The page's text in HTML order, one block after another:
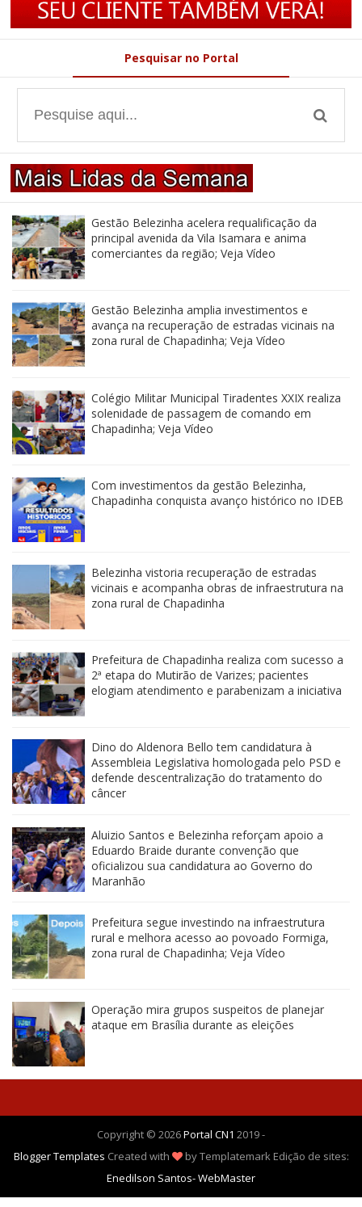
Pesquisar no Portal
Gestão Belezinha acelera requalificação da
principal avenida da Vila Isamara e anima
comerciantes da região; Veja Vídeo
Gestão Belezinha amplia investimentos e
avança na recuperação de estradas vicinais na
zona rural de Chapadinha; Veja Vídeo
Colégio Militar Municipal Tiradentes XXIX realiza
solenidade de passagem de comando em
Chapadinha; Veja Vídeo
Com investimentos da gestão Belezinha,
Chapadinha conquista avanço histórico no IDEB
Belezinha vistoria recuperação de estradas
vicinais e acompanha obras de infraestrutura na
zona rural de Chapadinha
Prefeitura de Chapadinha realiza com sucesso a
2ª etapa do Mutirão de Varizes; pacientes
elogiam atendimento e parabenizam a iniciativa
Dino do Aldenora Bello tem candidatura à
Assembleia Legislativa homologada pelo PSD e
defende descentralização do tratamento do
câncer
Aluizio Santos e Belezinha reforçam apoio a
Eduardo Braide durante convenção que
oficializou sua candidatura ao Governo do
Maranhão
Prefeitura segue investindo na infraestrutura
rural e melhora acesso ao povoado Formiga,
zona rural de Chapadinha; Veja Vídeo
Operação mira grupos suspeitos de planejar
ataque em Brasília durante as eleições
Copyright © 2026Portal CN1 2019 -
Blogger Templates Created with by TemplatemarkEdição de sites:
Enedilson Santos- WebMaster